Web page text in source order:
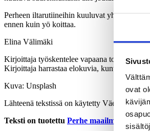
ovat
Perheen iltarutiineihin kuuluvat yhteisen
ennen kuin yö koittaa.
Elina Välimäki
Kirjoittaja työskentelee vapaana
Kirjoittaja harrastaa elokuvia, kuntoilua ja
Kuva: Unsplash
Lähteenä tekstissä on käytetty Väestöliiton
Teksti on tuotettu Perhe maailmalla -